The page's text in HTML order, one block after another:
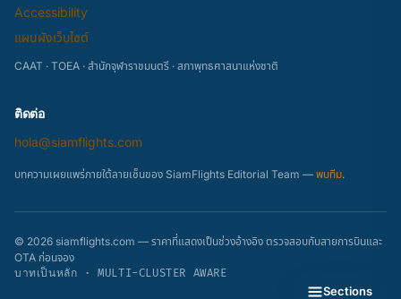
Sections
Accessibility
แผนผังเว็บไซต์
CAAT · TOEA · สำนักจุฬาราชมนตรี · สภาพุทธศาสนาแห่งชาติ
ติดต่อ
hola@siamflights.com
บทความเผยแพร่ภายใต้ลายเซ็นของ SiamFlights Editorial Team — พบทีม.
© 2026 siamflights.com — ราคาที่แสดงเป็นช่วงอ้างอิง ตรวจสอบกับสายการบินและ
OTA ก่อนจอง
บาทเป็นหลัก · MULTI-CLUSTER AWARE